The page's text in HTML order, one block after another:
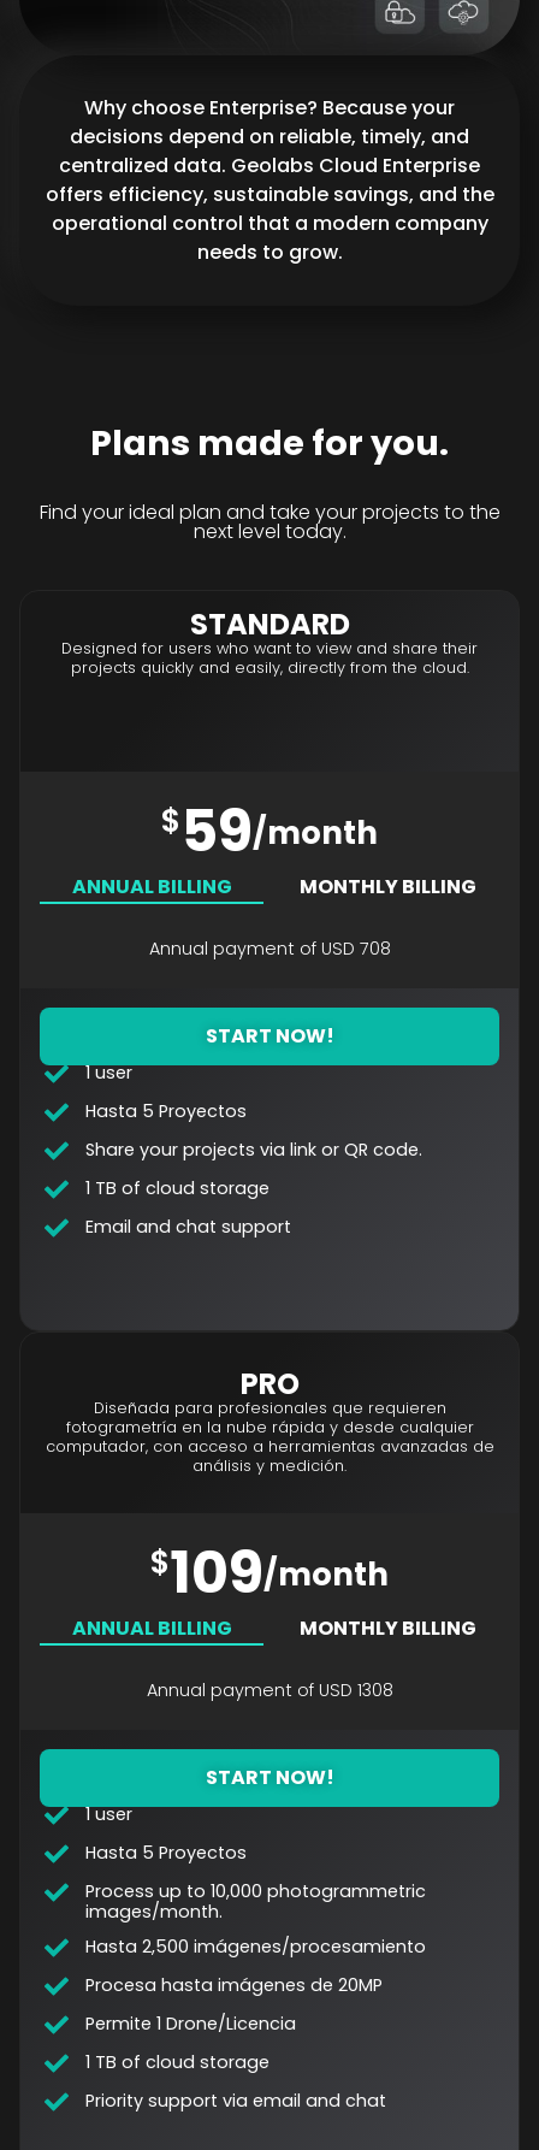
Why choose Enterprise? Because your
decisions depend on reliable, timely, and
centralized data. Geolabs Cloud Enterprise
offers efficiency, sustainable savings, and the
operational control that a modern company
needs to grow.
Plans made for you.
Find your ideal plan and take your projects to the
next level today.
STANDARD
Designed for users who want to view and share their
projects quickly and easily, directly from the cloud.
ANNUAL BILLING MONTHLY BILLING
$59/month
Annual payment of USD 708
START NOW!
1 user
Hasta 5 Proyectos
Share your projects via link or QR code.
1 TB of cloud storage
Email and chat support
PRO
Diseñada para profesionales que requieren
fotogrametría en la nube rápida y desde cualquier
computador, con acceso a herramientas avanzadas de
análisis y medición.
ANNUAL BILLING MONTHLY BILLING
Annual payment of USD 1308
$109/month
START NOW!
1 user
Hasta 5 Proyectos
Process up to 10,000 photogrammetric
images/month.
Hasta 2,500 imágenes/procesamiento
Procesa hasta imágenes de 20MP
Permite 1 Drone/Licencia
1 TB of cloud storage
Priority support via email and chat